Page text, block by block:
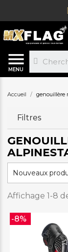
MENU
Accueil genouillère
Filtres
Nouveaux
Affichage 1-8
-8%